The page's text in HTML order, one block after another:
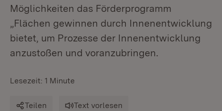
Möglichkeiten das Förderprogramm
„Flächen gewinnen durch Innenentwicklung
bietet, um Prozesse der Innenentwicklung
anzustoßen und voranzubringen.
Lesezeit: 1 Minute
Teilen Text vorlesen